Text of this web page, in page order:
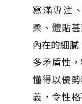
寫滿專注
柔、體貼
內在的細
多矛盾性
懂得以優
義，令性